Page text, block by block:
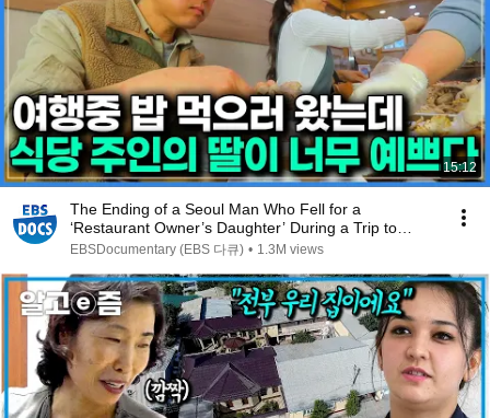
15:12
The Ending of a Seoul Man Who Fell for a
‘Restaurant Owner’s Daughter’ During a Trip to
Mokpo | K...
EBSDocumentary (EBS 다큐) • 1.3M views